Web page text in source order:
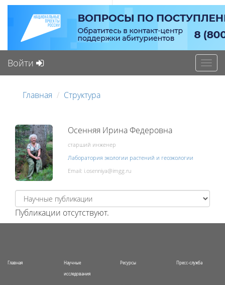
Войти
Главная Структура
Осенняя Ирина Федеровна
старший инженер
Лаборатория экологии растений и геоэкологии
Email:
Публикации отсутствуют.
Главная Научные
исследования
Ресурсы Пресс-служба